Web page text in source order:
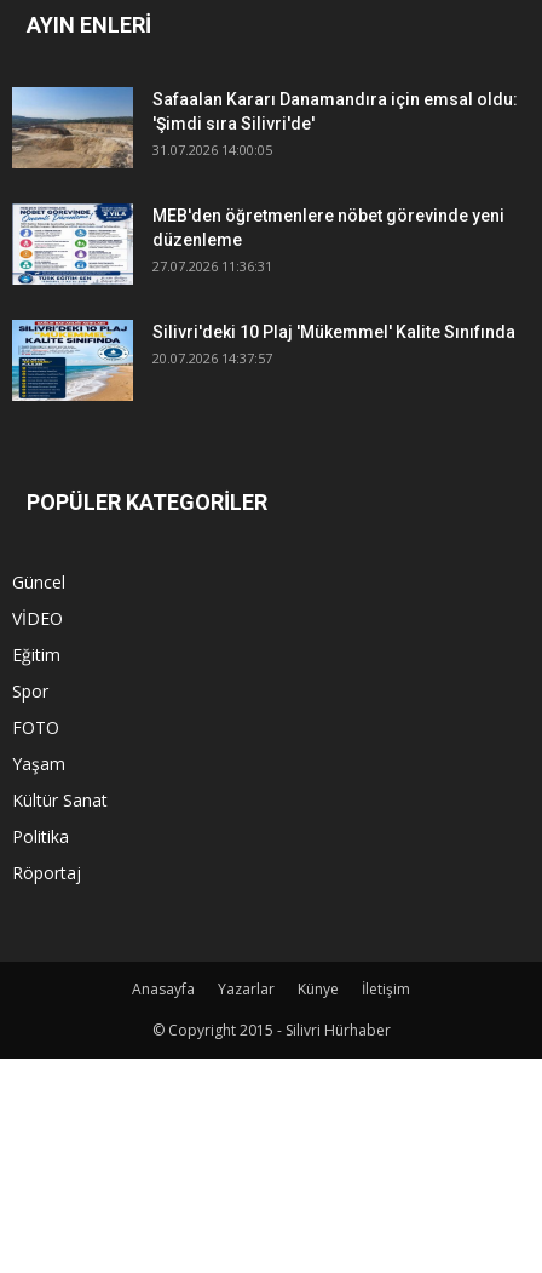
AYIN ENLERİ
Safaalan Kararı Danamandıra için emsal oldu:
'Şimdi sıra Silivri'de'
31.07.2026 14:00:05
MEB'den öğretmenlere nöbet görevinde yeni
düzenleme
27.07.2026 11:36:31
Silivri'deki 10 Plaj 'Mükemmel' Kalite Sınıfında
20.07.2026 14:37:57
POPÜLER KATEGORİLER
Güncel
VİDEO
Eğitim
Spor
FOTO
Yaşam
Kültür Sanat
Politika
Röportaj
Anasayfa Yazarlar Künye
İletişim
© Copyright 2015 - Silivri Hürhaber